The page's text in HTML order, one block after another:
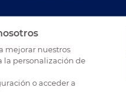
mejorar nuestros
la personalización de
o acceder a